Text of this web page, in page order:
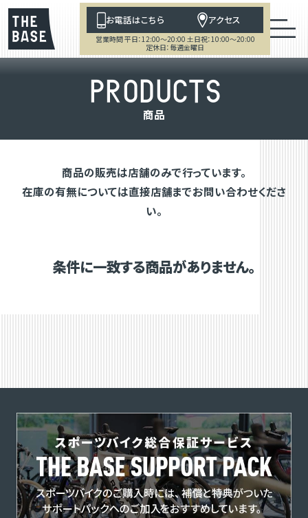
お電話はこちら アクセス
営業時間 平日：12:00～20:00 土日祝：10:00～20:00
定休日：毎週金曜日
PRODUCTS
商品
商品の販売は店舗のみで行っています。
在庫の有無については直接店舗までお問い合わせくださ
い。
条件に一致する商品がありません。